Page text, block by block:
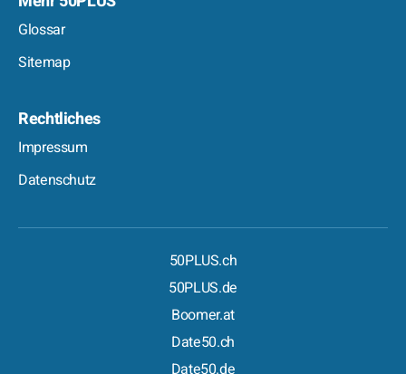
Glossar
Sitemap
Rechtliches
Impressum
Datenschutz
50PLUS.ch
50PLUS.de
Boomer.at
Date50.ch
Date50.de